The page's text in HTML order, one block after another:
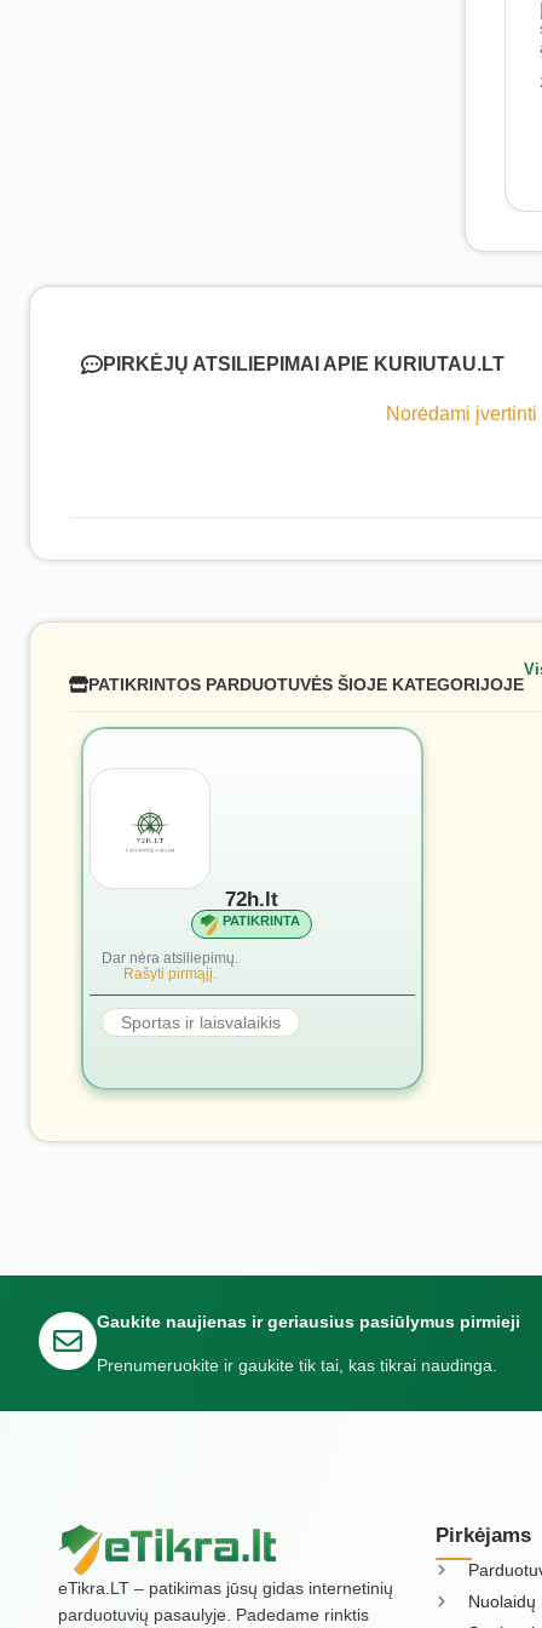
PIRKĖJŲ ATSILIEPIMAI APIE KURIUTAU.LT
Norėdami
PATIKRINTOS PARDUOTUVĖS ŠIOJE KATEGORIJOJE
72h.lt
PATIKRINTA
Dar nėra atsiliepimų.
Rašyti pirmąjį.
Sportas ir laisvalaikis
Gaukite naujienas ir geriausius pasiūlymus pirmieji
Prenumeruokite ir gaukite tik tai, kas tikrai naudinga.
eTikra.LT – patikimas jūsų gidas internetinių
parduotuvių pasaulyje. Padedame rinktis
Pirkėjams
Nuolaidų